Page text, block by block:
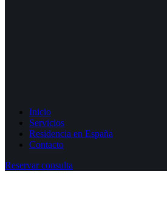
Inicio
Servicios
Residencia en España
Contacto
Reservar consulta